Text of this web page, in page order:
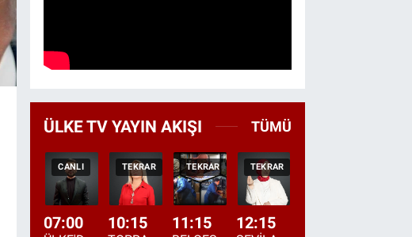
ÜLKE TV YAYIN AKIŞI TÜMÜ
CANLI
07:00
TEKRAR
10:15
TEKRAR
11:15
TEKRAR
12:15